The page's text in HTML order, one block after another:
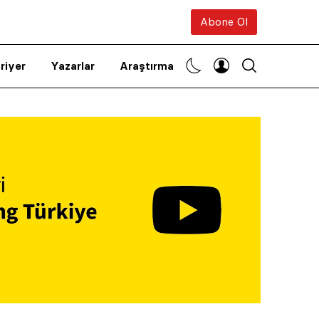
Abone Ol
Yazarlar Araştırma